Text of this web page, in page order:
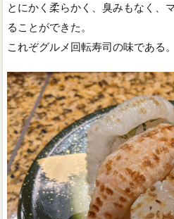
とにかく柔らかく、臭みもなく、
ることができた。
これぞグルメ回転寿司の味である。